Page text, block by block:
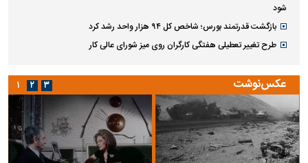
شود
بازگشت قدرتمند بورس؛ شاخص کل ۹۴ هزار واحد رشد کرد
طرح تغییر تعطیلی هفتگی کارگران روی میز شورای عالی کار
عکس‌نوشت ۱ ۲ ۳